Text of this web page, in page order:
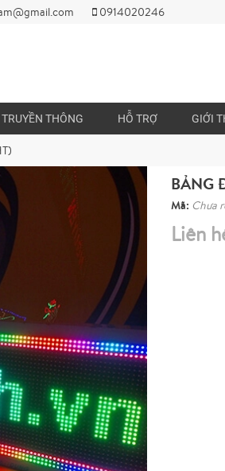
0914020246
TRUYỀN THÔNG HỖ TRỢ GIỚI
BẢNG
Mã: Chưa
Liên